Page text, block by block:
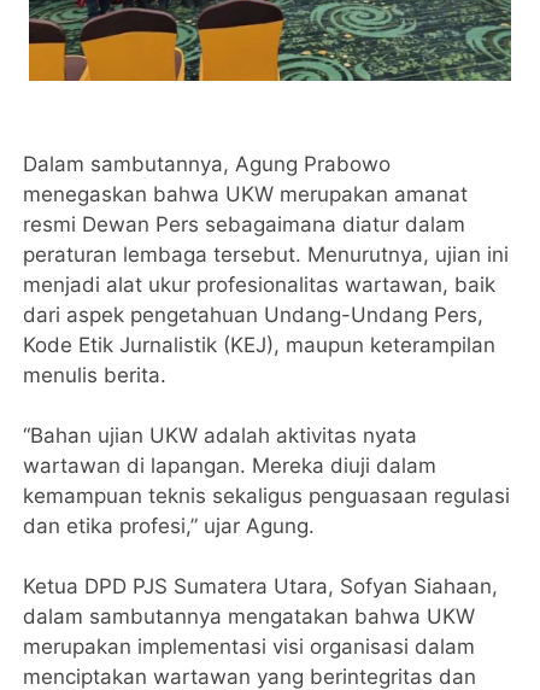
Dalam sambutannya, Agung Prabowo
menegaskan bahwa UKW merupakan amanat
resmi Dewan Pers sebagaimana diatur dalam
peraturan lembaga tersebut. Menurutnya, ujian ini
menjadi alat ukur profesionalitas wartawan, baik
dari aspek pengetahuan Undang-Undang Pers,
Kode Etik Jurnalistik (KEJ), maupun keterampilan
menulis berita.
“Bahan ujian UKW adalah aktivitas nyata
wartawan di lapangan. Mereka diuji dalam
kemampuan teknis sekaligus penguasaan regulasi
dan etika profesi,” ujar Agung.
Ketua DPD PJS Sumatera Utara, Sofyan Siahaan,
dalam sambutannya mengatakan bahwa UKW
merupakan implementasi visi organisasi dalam
menciptakan wartawan yang berintegritas dan